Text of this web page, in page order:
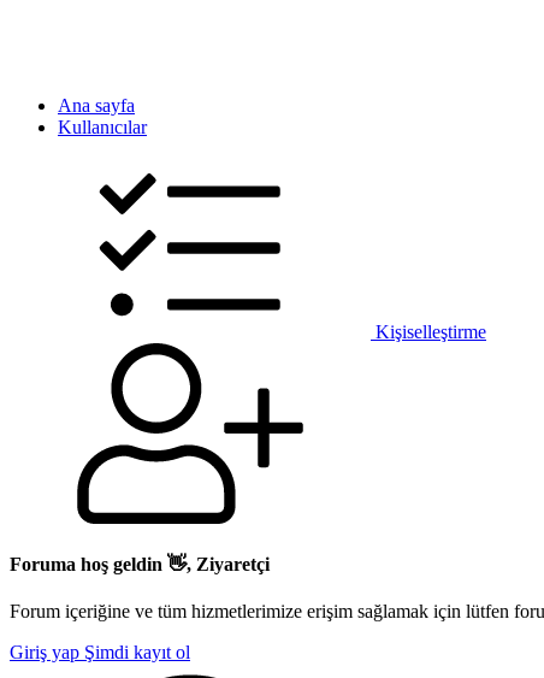
Ana sayfa
Kullanıcılar
Kişiselleştirme
Foruma hoş geldin 👋, Ziyaretçi
Forum içeriğine ve tüm hizmetlerimize erişim sağlamak için lütfen
Giriş yap Şimdi kayıt ol